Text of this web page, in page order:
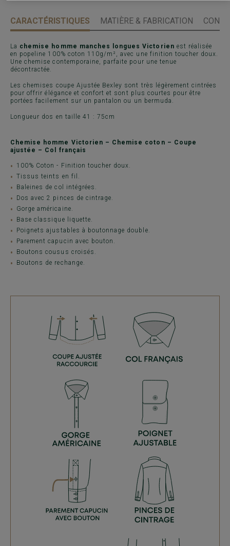
CARACTÉRISTIQUES MATIÈRE & FABRICATION
La chemise homme manches longues Victorien est réalisée
en popeline 100% coton 110g/m², avec une finition toucher doux.
Une chemise contemporaine, parfaite pour une tenue
décontractée.
Les chemises coupe Ajustée Bexley sont très légèrement cintrées
pour offrir élégance et confort et sont plus courtes pour être
portées facilement sur un pantalon ou un bermuda.
Longueur dos en taille 41 : 75cm
Chemise homme Victorien – Chemise coton – Coupe
ajustée – Col français
100% Coton - Finition toucher doux.
Tissus teints en fil.
Baleines de col intégrées.
Dos avec 2 pinces de cintrage.
Gorge américaine.
Base classique liquette.
Poignets ajustables à boutonnage double.
Parement capucin avec bouton.
Boutons cousus croisés.
Boutons de rechange.